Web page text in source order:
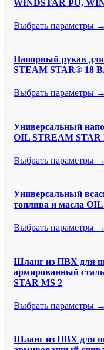
WINDSTAR PU,
Выбрать параметры →
Напорный рукав
STEAM STAR® 18
Выбрать параметры →
Универсальный
OIL STREAM STAR
Выбрать параметры →
Универсальный
топлива и масла
Выбрать параметры →
Шланг из ПВХ для
армированный
STAR MS 2
Выбрать параметры →
Шланг из ПВХ для